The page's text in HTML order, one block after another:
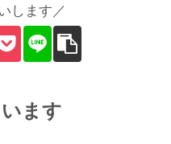
します／
ます